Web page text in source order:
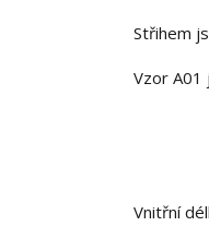
Střihem
Vzor A01
Vnitřní